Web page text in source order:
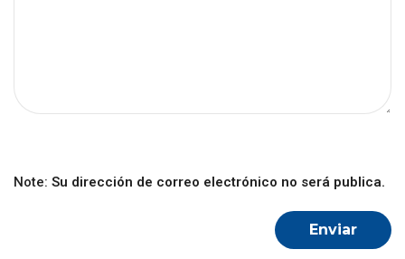
Note: Su dirección de correo electrónico no será publica.